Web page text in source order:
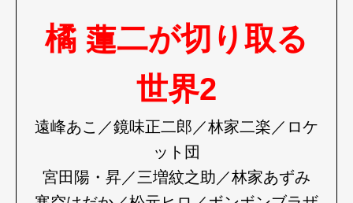
Contact
Pen Meet
Pen international Pen tw
橘 蓮二が切り取る
世界2
遠峰あこ／鏡味正二郎／林家二楽／ロケ
ット団
宮田陽・昇／三増紋之助／林家あずみ